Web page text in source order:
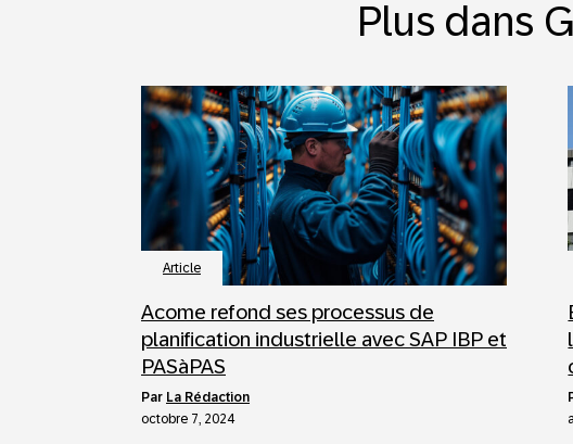
Plus dans
Article
Acome refond ses processus de
planification industrielle avec SAP IBP et
PASàPAS
par La Rédaction
octobre 7, 2024